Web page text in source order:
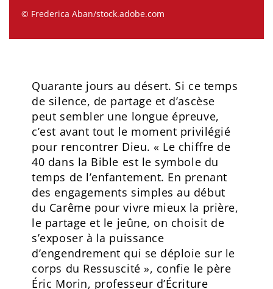
© Frederica Aban/stock.adobe.com
Quarante jours au désert. Si ce temps
de silence, de partage et d’ascèse
peut sembler une longue épreuve,
c’est avant tout le moment privilégié
pour rencontrer Dieu. « Le chiffre de
40 dans la Bible est le symbole du
temps de l’enfantement. En prenant
des engagements simples au début
du Carême pour vivre mieux la prière,
le partage et le jeûne, on choisit de
s’exposer à la puissance
d’engendrement qui se déploie sur le
corps du Ressuscité », confie le père
Éric Morin, professeur d’Écriture